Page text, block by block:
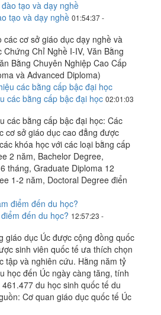
tạo và dạy nghề 01:54:37 -
các cơ sở giáo dục dạy nghề và
Chỉ Nghề I-IV, Văn Bằng
Bằng Chuyên Nghiệp Cao Cấp
và Advanced Diploma)
các bằng cấp bậc đại học 02:01:03
các bằng cấp bậc đại học: Các
cơ sở giáo dục cao đẳng được
khóa học với các loại bằng cấp
2 năm, Bachelor Degree,
tháng, Graduate Diploma 12
1-2 năm, Doctoral Degree điển
đến du học? 12:57:23 -
giáo dục Úc được cộng đồng quốc
sinh viên quốc tế ưa thích chọn
tập và nghiên cứu. Hằng năm tỷ
học đến Úc ngày càng tăng, tính
du học sinh quốc tế du
Cơ quan giáo dục quốc tế Úc